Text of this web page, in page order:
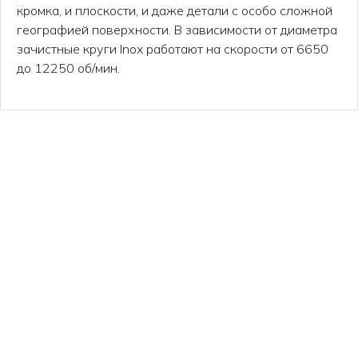
кромка, и плоскости, и даже детали с особо сложной
географией поверхности. В зависимости от диаметра
зачистные круги Inox работают на скорости от 6650
до 12250 об/мин.